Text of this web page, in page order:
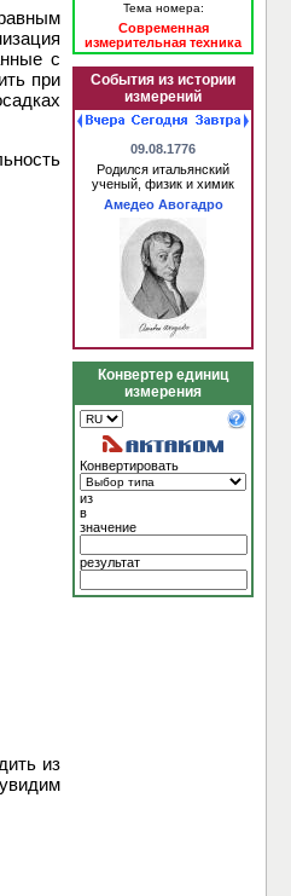
с
при
из
Тема номера:
Современная
измерительная техника
События из истории
измерений
09.08.1776
Родился итальянский
ученый, физик и химик
Амедео Авогадро
Конвертер единиц
измерения
Конвертировать
из
в
значение
результат